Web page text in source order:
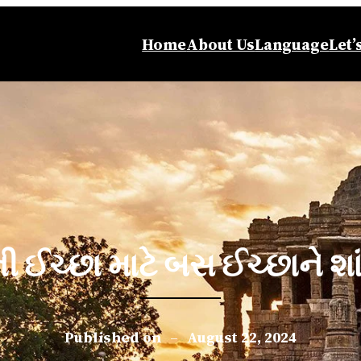
HomeAbout UsLanguage
ઈચ્છા માટે બસ ઈચ્છાને
Published on – August 22, 2024